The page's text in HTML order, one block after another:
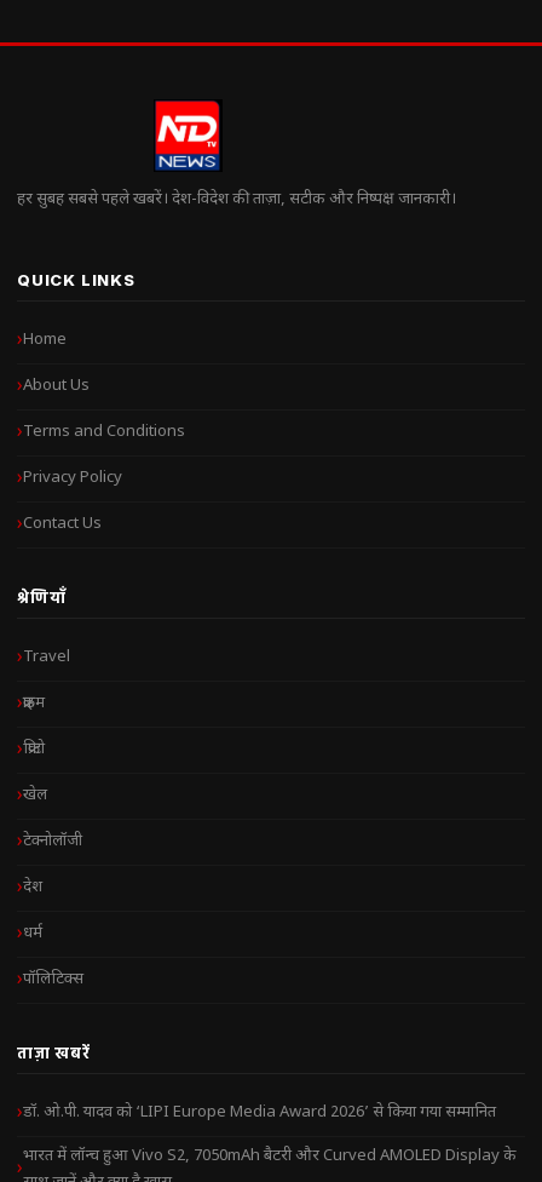
हर सुबह सबसे पहले खबरें। देश-विदेश की ताज़ा, सटीक और निष्पक्ष जानकारी।
QUICK LINKS
Home
About Us
Terms and Conditions
Privacy Policy
Contact Us
श्रेणियाँ
Travel
क्राइम
क्रिप्टो
खेल
टेक्नोलॉजी
देश
धर्म
पॉलिटिक्स
ताज़ा खबरें
डॉ. ओ.पी. यादव को ‘LIPI Europe Media Award 2026’ से किया गया सम्मानित
भारत में लॉन्च हुआ Vivo S2, 7050mAh बैटरी और Curved AMOLED Display के